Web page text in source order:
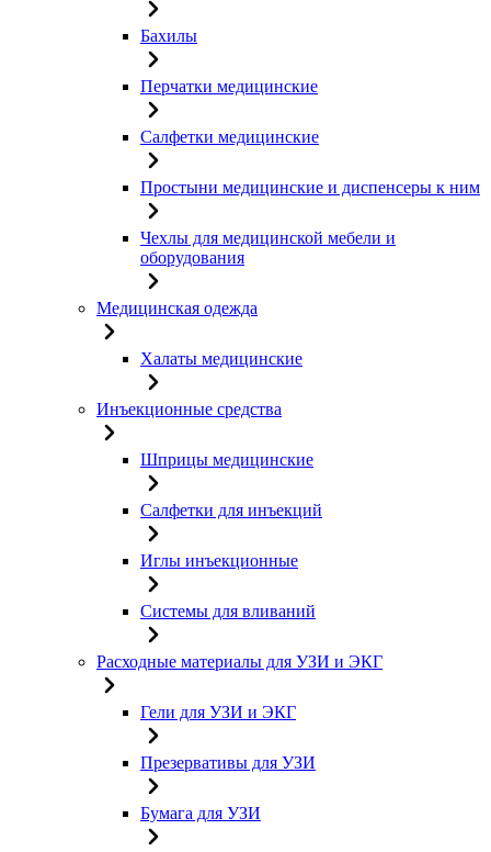
Бахилы
Перчатки медицинские
Салфетки медицинские
Простыни медицинские и диспенсеры к ним
Чехлы для медицинской мебели и
оборудования
Медицинская одежда
Халаты медицинские
Инъекционные средства
Шприцы медицинские
Салфетки для инъекций
Иглы инъекционные
Системы для вливаний
Расходные материалы для УЗИ и ЭКГ
Гели для УЗИ и ЭКГ
Презервативы для УЗИ
Бумага для УЗИ